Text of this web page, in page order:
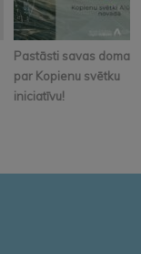
Pastāsti savas domas
par Kopienu svētku
iniciatīvu!